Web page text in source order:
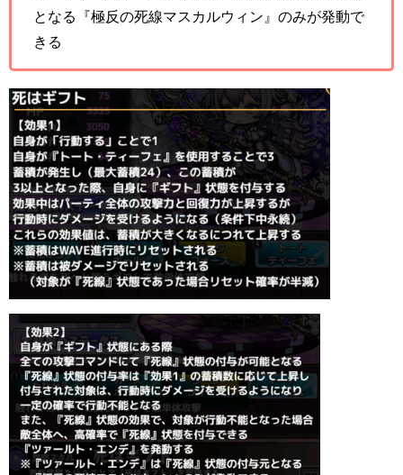
となる『極反の死線マスカルウィン』のみが発動で
きる